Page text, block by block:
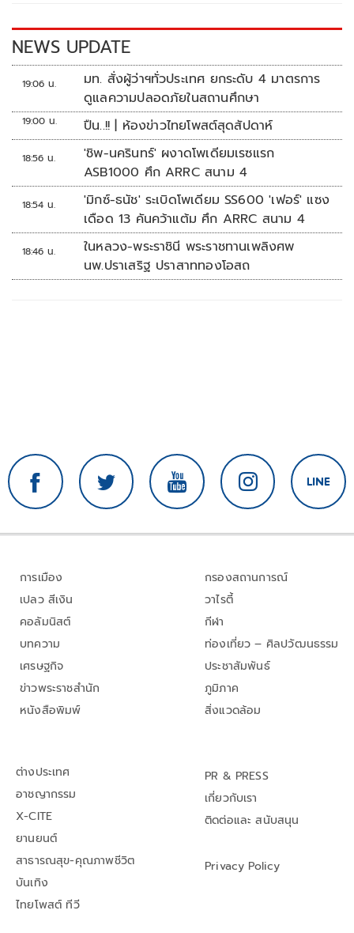
k k
NEWS UPDATE
19:06 น.
มท. สั่งผู้ว่าฯทั่วประเทศ ยกระดับ 4 มาตรการ
ดูแลความปลอดภัยในสถานศึกษา
19:00 น. ปืน..!! | ห้องข่าวไทยโพสต์สุดสัปดาห์
18:56 น.
'ชิพ-นครินทร์' ผงาดโพเดียมเรซแรก
ASB1000 ศึก ARRC สนาม 4
18:54 น.
'มิกซ์-ธนัช' ระเบิดโพเดียม SS600 'เฟอร์' แซง
เดือด 13 คันคว้าแต้ม ศึก ARRC สนาม 4
18:46 น.
ในหลวง-พระราชินี พระราชทานเพลิงศพ
นพ.ปราเสริฐ ปราสาททองโอสถ
การเมือง
เปลว สีเงิน
คอลัมนิสต์
บทความ
เศรษฐกิจ
ข่าวพระราชสำนัก
หนังสือพิมพ์
กรองสถานการณ์
วาไรตี้
กีฬา
ท่องเที่ยว – ศิลปวัฒนธรรม
ประชาสัมพันธ์
ภูมิภาค
สิ่งแวดล้อม
ต่างประเทศ
อาชญากรรม
X-CITE
ยานยนต์
สาธารณสุข-คุณภาพชีวิต
บันเทิง
ไทยโพสต์ ทีวี
PR & PRESS
เกี่ยวกับเรา
ติดต่อและ สนับสนุน
Privacy Policy